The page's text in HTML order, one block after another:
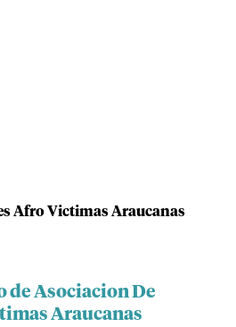
Afro Victimas Araucanas
de Asociacion De
Araucanas